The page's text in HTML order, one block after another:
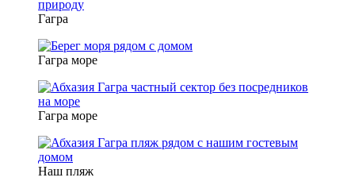
Гагра
Гагра море
Гагра море
Наш пляж